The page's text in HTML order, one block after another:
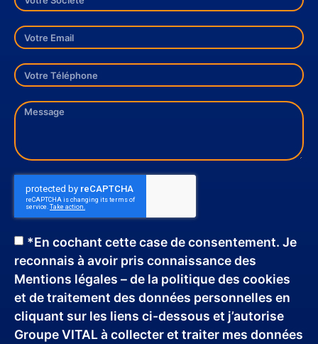
*En cochant cette case de consentement. Je
reconnais à avoir pris connaissance des
Mentions légales – de la politique des cookies
et de traitement des données personnelles en
cliquant sur les liens ci-dessous et j’autorise
Groupe VITAL à collecter et traiter mes données